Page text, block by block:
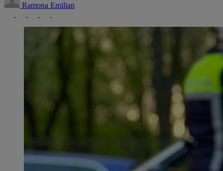
Ramona Emilian